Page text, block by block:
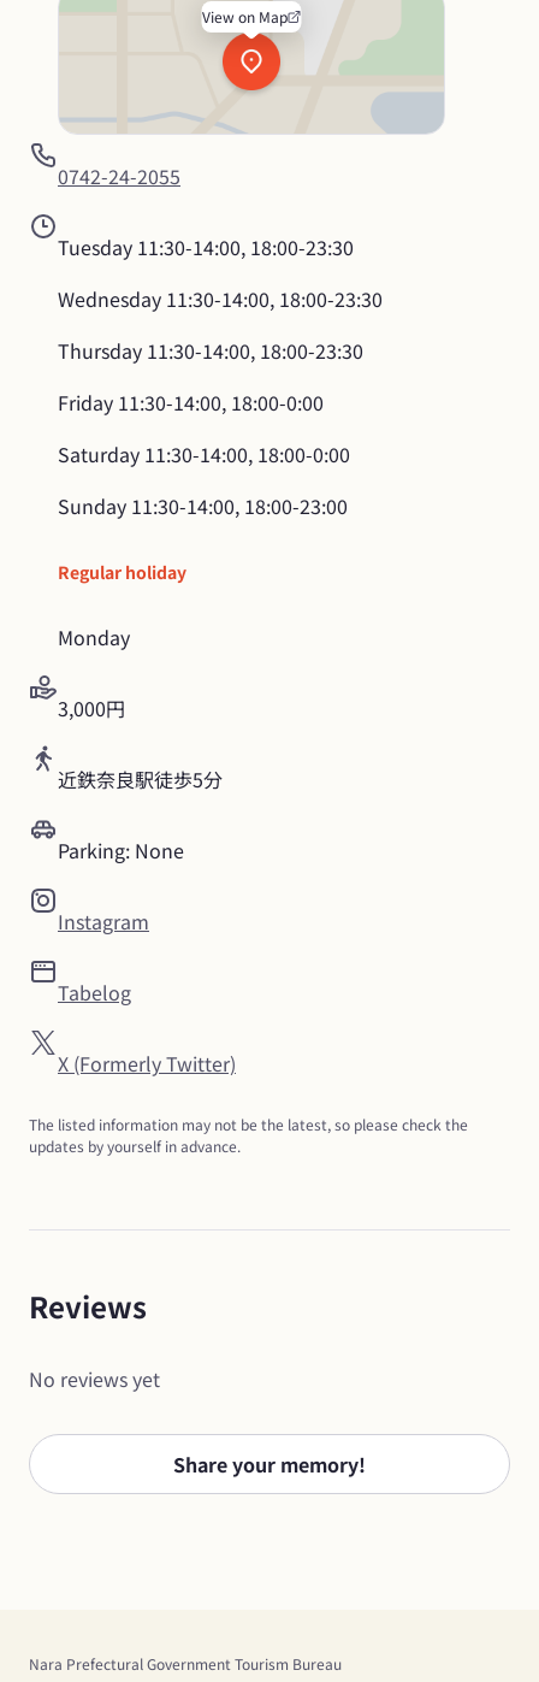
View on Map
0742-24-2055
Tuesday 11:30-14:00, 18:00-23:30
Wednesday 11:30-14:00, 18:00-23:30
Thursday 11:30-14:00, 18:00-23:30
Friday 11:30-14:00, 18:00-0:00
Saturday 11:30-14:00, 18:00-0:00
Sunday 11:30-14:00, 18:00-23:00
Regular holiday
Monday
3,000円
近鉄奈良駅徒歩5分
Parking: None
Instagram
Tabelog
X (Formerly Twitter)
The listed information may not be the latest, so please check the
updates by yourself in advance.
Reviews
No reviews yet
Share your memory!
Nara Prefectural Government Tourism Bureau